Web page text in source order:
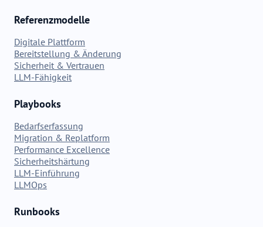
Referenzmodelle
Digitale Plattform
Bereitstellung & Änderung
Sicherheit & Vertrauen
LLM-Fähigkeit
Playbooks
Bedarfserfassung
Migration & Replatform
Performance Excellence
Sicherheitshärtung
LLM-Einführung
LLMOps
Runbooks